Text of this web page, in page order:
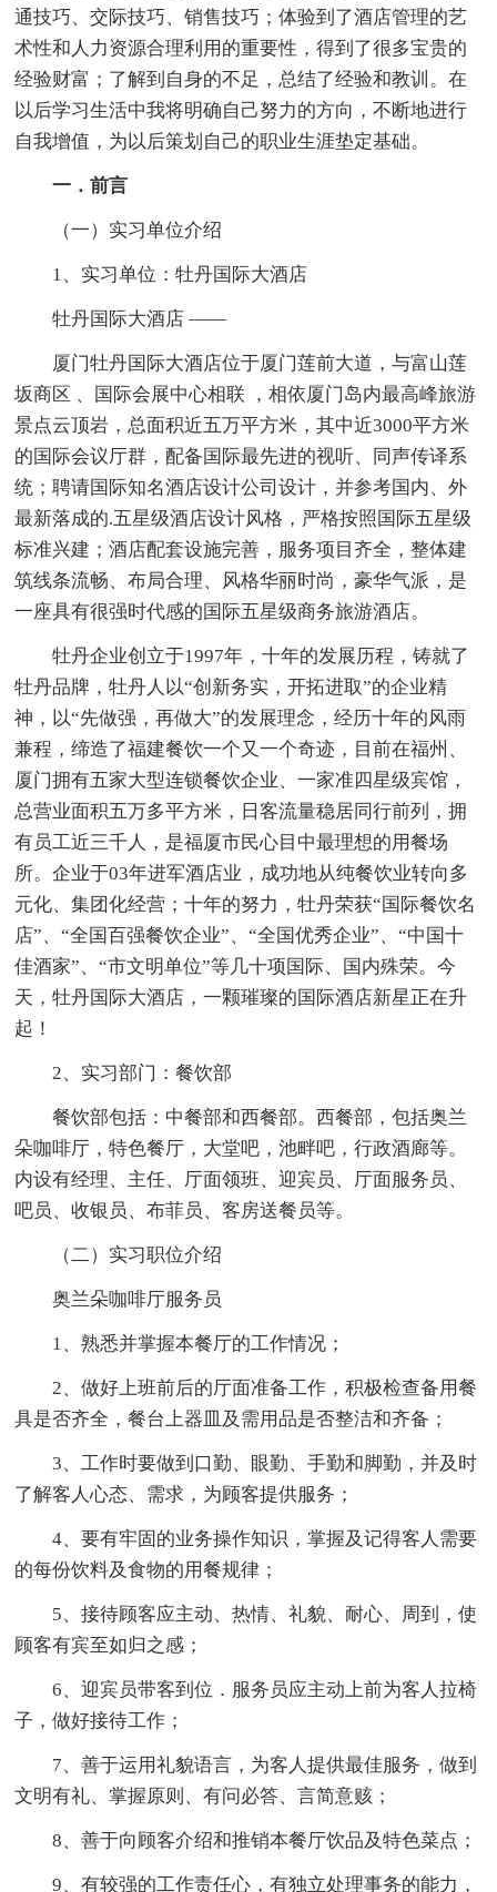
通技巧、交际技巧、销售技巧；体验到了酒店管理的艺
术性和人力资源合理利用的重要性，得到了很多宝贵的
经验财富；了解到自身的不足，总结了经验和教训。在
以后学习生活中我将明确自己努力的方向，不断地进行
自我增值，为以后策划自己的职业生涯垫定基础。
一．前言
（一）实习单位介绍
1、实习单位：牡丹国际大酒店
牡丹国际大酒店 ——
厦门牡丹国际大酒店位于厦门莲前大道，与富山莲
坂商区 、国际会展中心相联 ，相依厦门岛内最高峰旅游
景点云顶岩，总面积近五万平方米，其中近3000平方米
的国际会议厅群，配备国际最先进的视听、同声传译系
统；聘请国际知名酒店设计公司设计，并参考国内、外
最新落成的.五星级酒店设计风格，严格按照国际五星级
标准兴建；酒店配套设施完善，服务项目齐全，整体建
筑线条流畅、布局合理、风格华丽时尚，豪华气派，是
一座具有很强时代感的国际五星级商务旅游酒店。
牡丹企业创立于1997年，十年的发展历程，铸就了
牡丹品牌，牡丹人以“创新务实，开拓进取”的企业精
神，以“先做强，再做大”的发展理念，经历十年的风雨
兼程，缔造了福建餐饮一个又一个奇迹，目前在福州、
厦门拥有五家大型连锁餐饮企业、一家准四星级宾馆，
总营业面积五万多平方米，日客流量稳居同行前列，拥
有员工近三千人，是福厦市民心目中最理想的用餐场
所。企业于03年进军酒店业，成功地从纯餐饮业转向多
元化、集团化经营；十年的努力，牡丹荣获“国际餐饮名
店”、“全国百强餐饮企业”、“全国优秀企业”、“中国十
佳酒家”、“市文明单位”等几十项国际、国内殊荣。今
天，牡丹国际大酒店，一颗璀璨的国际酒店新星正在升
起！
2、实习部门：餐饮部
餐饮部包括：中餐部和西餐部。西餐部，包括奥兰
朵咖啡厅，特色餐厅，大堂吧，池畔吧，行政酒廊等。
内设有经理、主任、厅面领班、迎宾员、厅面服务员、
吧员、收银员、布菲员、客房送餐员等。
（二）实习职位介绍
奥兰朵咖啡厅服务员
1、熟悉并掌握本餐厅的工作情况；
2、做好上班前后的厅面准备工作，积极检查备用餐
具是否齐全，餐台上器皿及需用品是否整洁和齐备；
3、工作时要做到口勤、眼勤、手勤和脚勤，并及时
了解客人心态、需求，为顾客提供服务；
4、要有牢固的业务操作知识，掌握及记得客人需要
的每份饮料及食物的用餐规律；
5、接待顾客应主动、热情、礼貌、耐心、周到，使
顾客有宾至如归之感；
6、迎宾员带客到位．服务员应主动上前为客人拉椅
子，做好接待工作；
7、善于运用礼貌语言，为客人提供最佳服务，做到
文明有礼、掌握原则、有问必答、言简意赅；
8、善于向顾客介绍和推销本餐厅饮品及特色菜点；
9、有较强的工作责任心，有独立处理事务的能力，